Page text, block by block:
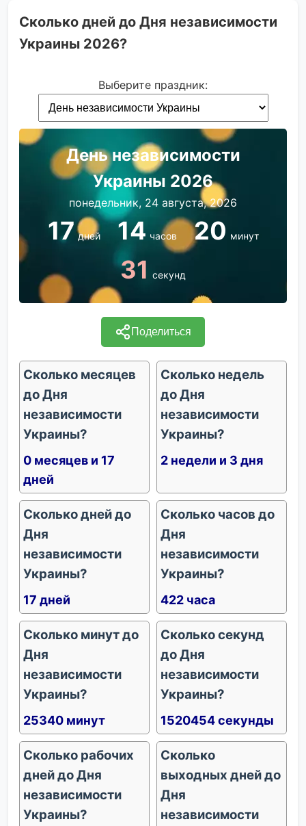
Сколько дней до Дня независимости
Украины 2026?
Выберите праздник:
День независимости
Украины 2026
понедельник, 24 августа, 2026
17 дней 14 часов 20 минут
31 секунд
Поделиться
Сколько месяцев
до Дня
независимости
Украины?
0 месяцев и 17
дней
Сколько недель
до Дня
независимости
Украины?
2 недели и 3 дня
Сколько дней до
Дня
независимости
Украины?
17 дней
Сколько часов до
Дня
независимости
Украины?
422 часа
Сколько минут до
Дня
независимости
Украины?
25340 минут
Сколько секунд
до Дня
независимости
Украины?
1520454 секунды
Сколько рабочих
дней до Дня
независимости
Украины?
Сколько
выходных дней до
Дня
независимости